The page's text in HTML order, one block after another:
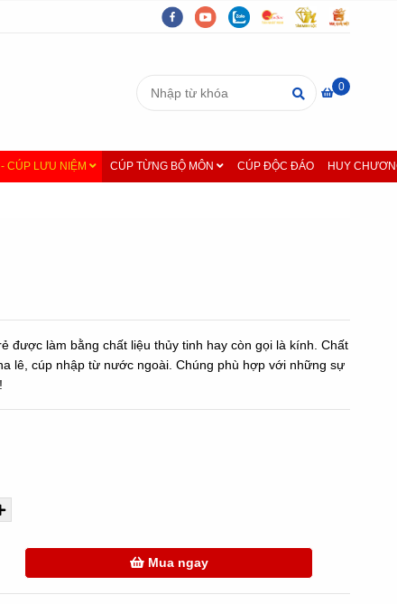
0
CÚP LƯU NIỆM CÚP TỪNG BỘ MÔN CÚP ĐỘC ĐÁO HUY
được làm bằng chất liệu thủy tinh hay còn gọi là kính. Chất
lê, cúp nhập từ nước ngoài. Chúng phù hợp với những sự
Mua ngay